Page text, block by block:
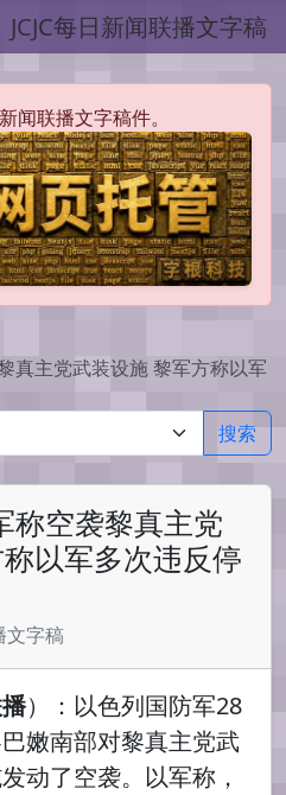
JCJC每日新闻联播文字稿
闻联播文字稿件。
真主党武装设施 黎军方称以军
搜索
称空袭黎真主党
以军多次违反停
文字稿
）：以色列国防军28
嫩南部对黎真主党武
动了空袭。以军称，